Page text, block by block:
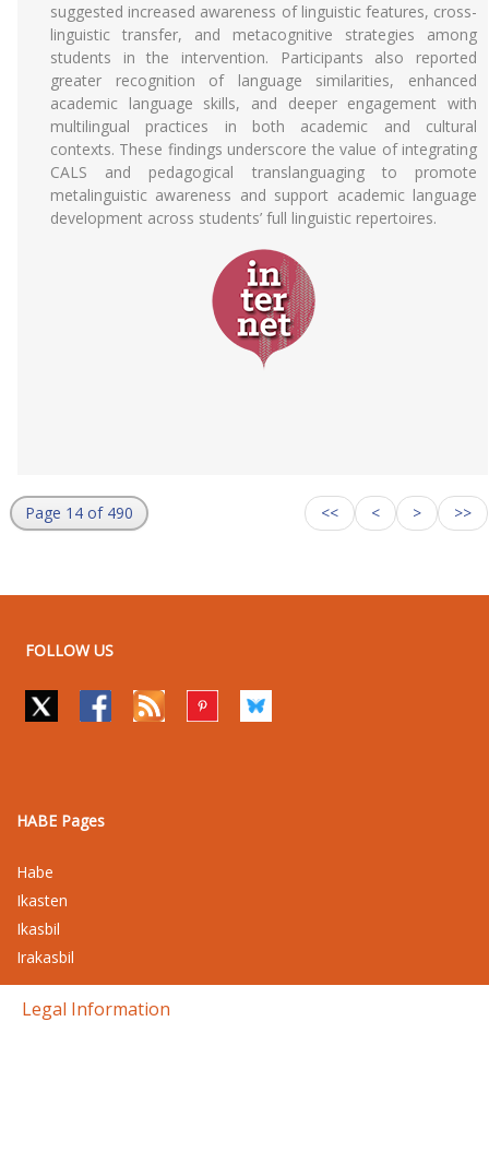
suggested increased awareness of linguistic features, cross-
linguistic transfer, and metacognitive strategies among
students in the intervention. Participants also reported
greater recognition of language similarities, enhanced
academic language skills, and deeper engagement with
multilingual practices in both academic and cultural
contexts. These findings underscore the value of integrating
CALS and pedagogical translanguaging to promote
metalinguistic awareness and support academic language
development across students’ full linguistic repertoires.
Page 14 of 490 << < > >>
FOLLOW US
HABE Pages
Habe
Ikasten
Ikasbil
Irakasbil
Legal Information